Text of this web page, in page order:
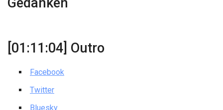
[01:11:04] Outro
Facebook
Twitter
Bluesky